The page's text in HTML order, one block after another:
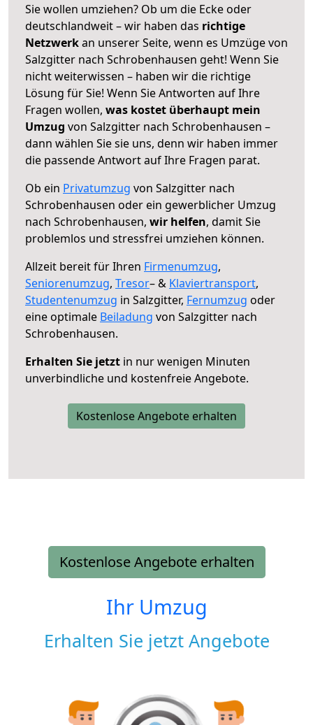
Sie wollen umziehen? Ob um die Ecke oder
deutschlandweit – wir haben das richtige
Netzwerkan unserer Seite, wenn es Umzüge von
Salzgitter nach Schrobenhausen geht! Wenn Sie
nicht weiterwissen – haben wir die richtige
Lösung für Sie! Wenn Sie Antworten auf Ihre
Fragen wollen, was kostet überhaupt mein
Umzug von Salzgitter nach Schrobenhausen –
dann wählen Sie sie uns, denn wir haben immer
die passende Antwort auf Ihre Fragen parat.
Ob ein Privatumzug von Salzgitter nach
Schrobenhausen oder ein gewerblicher Umzug
nach Schrobenhausen, wir helfen, damit Sie
problemlos und stressfrei umziehen können.
Allzeit bereit für Ihren Firmenumzug,
Seniorenumzug, Tresor– & Klaviertransport,
Studentenumzug in Salzgitter, Fernumzug oder
eine optimale Beiladung von Salzgitter nach
Schrobenhausen.
Erhalten Sie jetzt in nur wenigen Minuten
unverbindliche und kostenfreie Angebote.
Kostenlose Angebote erhalten
Kostenlose Angebote erhalten
Ihr Umzug
Erhalten Sie jetzt Angebote